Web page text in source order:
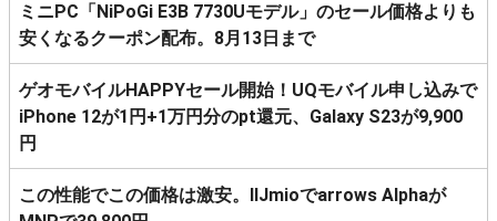
ミニPC「NiPoGi E3B 7730Uモデル」のセール価格よりも
安くなるクーポン配布。8月13日まで
ゲオモバイルHAPPYセール開始！UQモバイル申し込みで
iPhone 12が1円+1万円分のpt還元、Galaxy S23が9,900
円
この性能でこの価格は激安。IIJmioでarrows Alphaが